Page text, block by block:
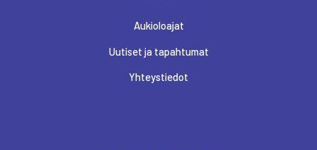
Aukioloajat
Uutiset ja tapahtumat
Yhteystiedot